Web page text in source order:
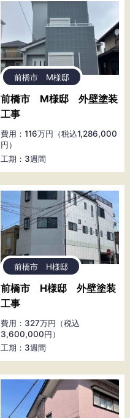
前橋市 M様邸
前橋市 M様邸 外壁塗装
工事
費用：116万円（税込1,286,000
円）
工期：3週間
前橋市 H様邸
前橋市 H様邸 外壁塗装
工事
費用：327万円（税込
3,600,000円）
工期：3週間